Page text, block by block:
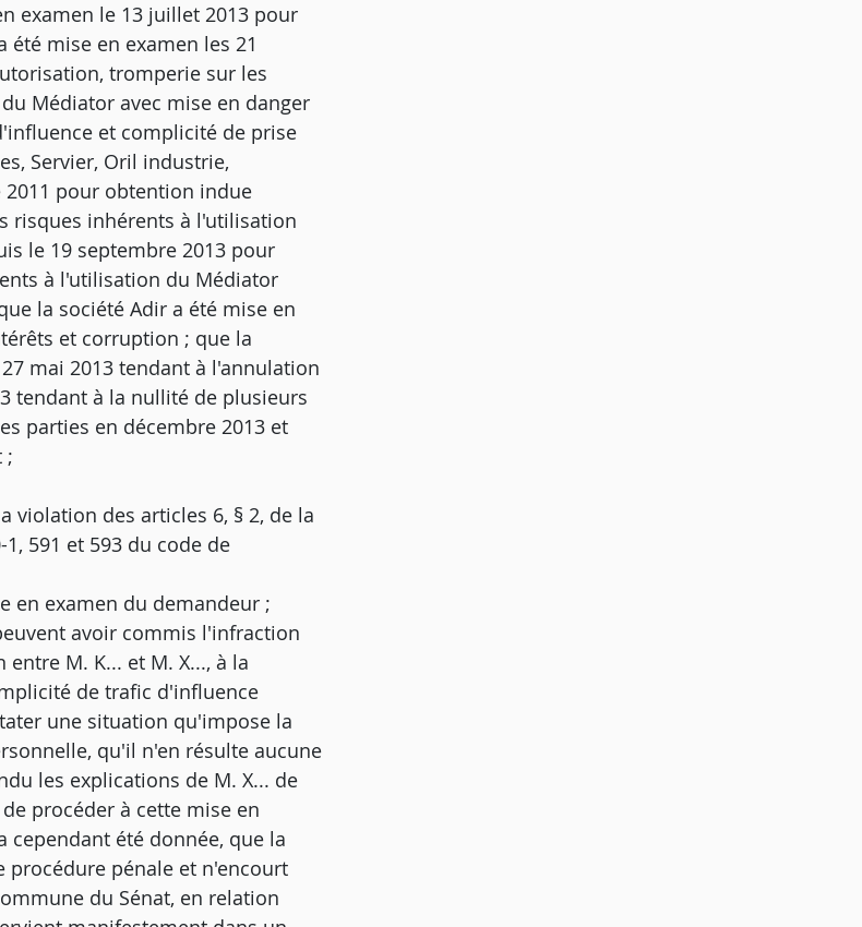
examen le 13 juillet 2013 pour
mise en examen les 21
tromperie sur les
Médiator avec mise en danger
et complicité de prise
Servier, Oril industrie,
pour obtention indue
risques inhérents à l'utilisation
le 19 septembre 2013 pour
à l'utilisation du Médiator
la société Adir a été mise en
et corruption ; que la
mai 2013 tendant à l'annulation
tendant à la nullité de plusieurs
parties en décembre 2013 et
;
violation des articles 6, § 2, de la
591 et 593 du code de
en examen du demandeur ;
avoir commis l'infraction
M. K... et M. X..., à la
de trafic d'influence
une situation qu'impose la
qu'il n'en résulte aucune
les explications de M. X... de
procéder à cette mise en
cependant été donnée, que la
procédure pénale et n'encourt
du Sénat, en relation